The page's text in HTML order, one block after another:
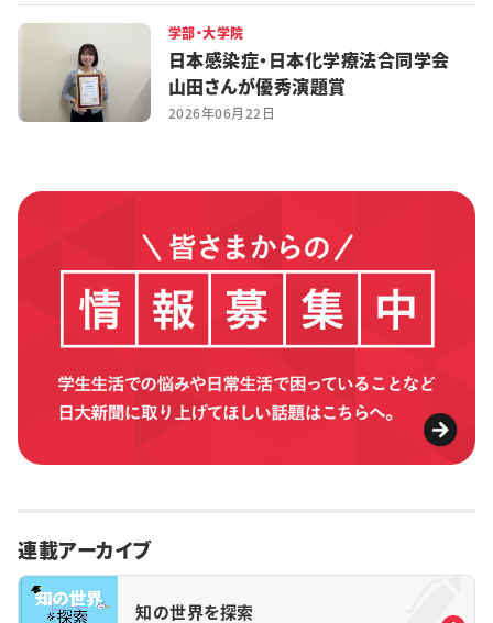
学部・大学院
日本感染症・日本化学療法合同学会
山田さんが優秀演題賞
2026年06月22日
連載アーカイブ
知の世界を探索